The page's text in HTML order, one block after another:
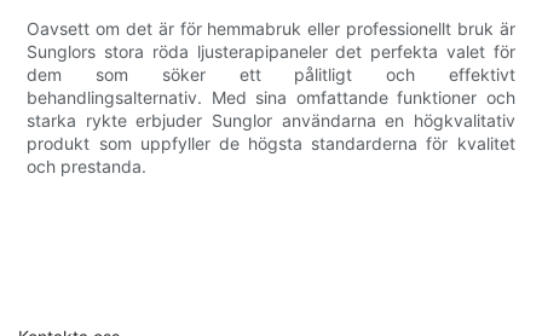
Oavsett om det är för hemmabruk eller professionellt bruk är
Sunglors stora röda ljusterapipaneler det perfekta valet för
dem som söker ett pålitligt och effektivt
behandlingsalternativ. Med sina omfattande funktioner och
starka rykte erbjuder Sunglor användarna en högkvalitativ
produkt som uppfyller de högsta standarderna för kvalitet
och prestanda.